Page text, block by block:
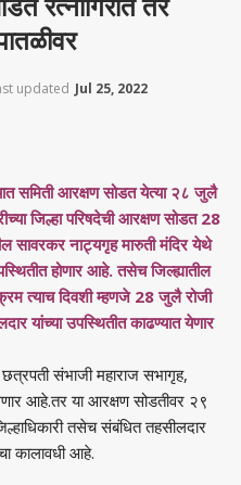
रत्नागिरीत तर
updated Jul 25, 2022
समिती आरक्षण सोडत येत्या २८ जुलै
जिल्हा परिषदेची आरक्षण सोडत 28
सावरकर नाट्यगृह मारुती मंदिर येथे
होणार आहे. तसेच जिल्ह्यातील
त्याच दिवशी म्हणजे 28 जुलै रोजी
यांच्या उपस्थितीत काढण्यात येणार
संभाजी महाराज सभागृह,
आहे.तर या आरक्षण सोडतीवर २९
तसेच संबंधित तहसीलदार
कालावधी आहे.